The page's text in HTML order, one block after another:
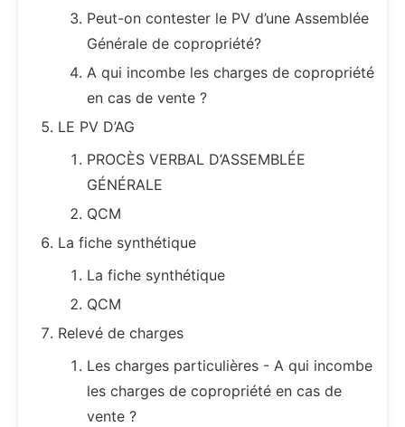
Peut-on contester le PV d’une Assemblée
Générale de copropriété?
A qui incombe les charges de copropriété
en cas de vente ?
LE PV D’AG
PROCÈS VERBAL D’ASSEMBLÉE
GÉNÉRALE
QCM
La fiche synthétique
La fiche synthétique
QCM
Relevé de charges
Les charges particulières - A qui incombe
les charges de copropriété en cas de
vente ?